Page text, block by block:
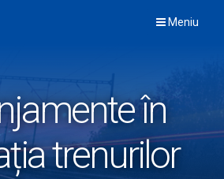
Meniu
în
trenurilor